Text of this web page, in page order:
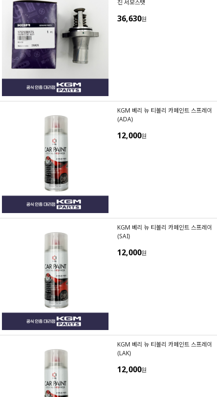
진 서모스탯
36,630원
KGM 베리 뉴 티볼리 카페인트 스프레이
(ADA)
12,000원
KGM 베리 뉴 티볼리 카페인트 스프레이
(SAI)
12,000원
KGM 베리 뉴 티볼리 카페인트 스프레이
(LAK)
12,000원